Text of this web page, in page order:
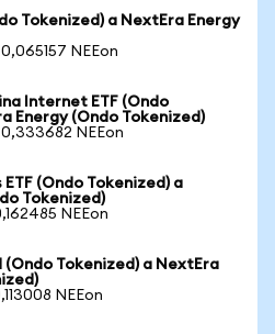
Tokenized) a NextEra Energy
NEEon
Internet ETF (Ondo
Energy (Ondo Tokenized)
NEEon
(Ondo Tokenized) a
Tokenized)
NEEon
(Ondo Tokenized) a NextEra
NEEon